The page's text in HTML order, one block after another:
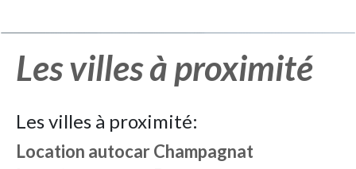
Les villes à proximité
Les villes à proximité:
Location autocarChampagnat